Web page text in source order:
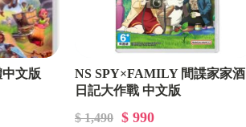
文版
NS SPY×FAMILY 間諜家家酒
日記大作戰 中文版
$ 1,490 $ 990